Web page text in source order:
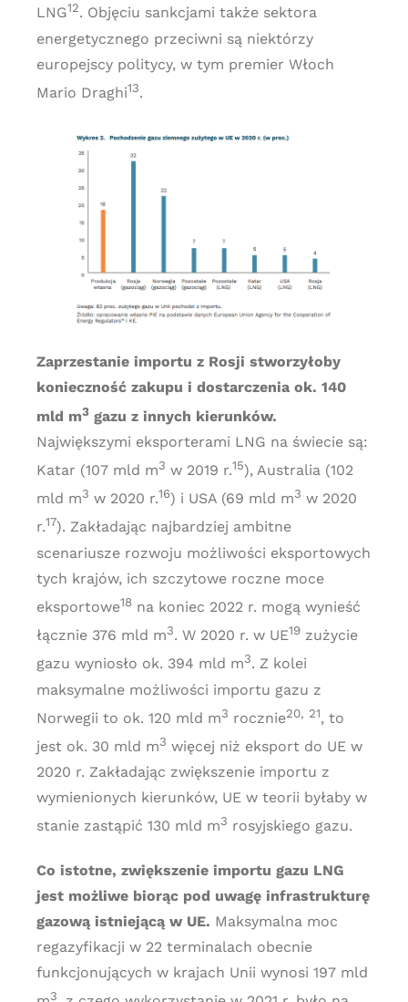
LNG12. Objęciu sankcjami także sektora
energetycznego przeciwni są niektórzy
europejscy politycy, w tym premier Włoch
Mario Draghi13.
Zaprzestanie importu z Rosji stworzyłoby
konieczność zakupu i dostarczenia ok. 140
mld m3gazu z innych kierunków.
Największymi eksporterami LNG na świecie są:
Katar (107 mld m3 w 2019 r.15), Australia (102
mld m3 w 2020 r.16) i USA (69 mld m3 w 2020
r.17). Zakładając najbardziej ambitne
scenariusze rozwoju możliwości eksportowych
tych krajów, ich szczytowe roczne moce
eksportowe18na koniec 2022 r. mogą wynieść
łącznie 376 mld m3. W 2020 r. w UE19zużycie
gazu wyniosło ok. 394 mld m3. Z kolei
maksymalne możliwości importu gazu z
Norwegii to ok. 120 mld m3 rocznie20, 21, to
jest ok. 30 mld m3 więcej niż eksport do UE w
2020 r. Zakładając zwiększenie importu z
wymienionych kierunków, UE w teorii byłaby w
stanie zastąpić 130 mld m3 rosyjskiego gazu.
Co istotne, zwiększenie importu gazu LNG
jest możliwe biorąc pod uwagę infrastrukturę
gazową istniejącą w UE. Maksymalna moc
regazyfikacji w 22 terminalach obecnie
funkcjonujących w krajach Unii wynosi 197 mld
3